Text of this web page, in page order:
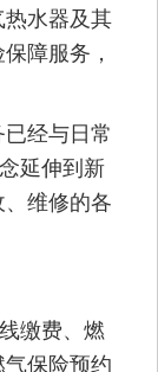
水器及其
障服务，
经与日常
延伸到新
维修的各
缴费、燃
保险预约